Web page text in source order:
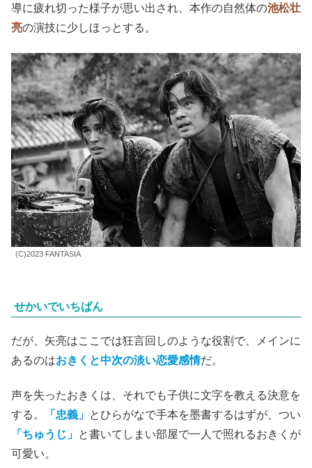
導に疲れ切った様子が思い出され、本作の自然体の池松壮
亮の演技に少しほっとする。
(C)2023 FANTASIA
せかいでいちばん
だが、矢亮はここでは狂言回しのような役割で、メインに
あるのはおきくと中次の淡い恋愛感情だ。
声を失ったおきくは、それでも子供に文字を教える決意を
する。
「忠義」 とひらがなで手本を墨書するはずが、つい
「ちゅうじ」 と書いてしまい部屋で一人で照れるおきくが
可愛い。